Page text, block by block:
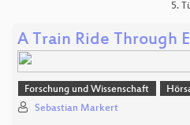
5.
A Train Ride Through
Forschung und Wissenschaft
Sebastian Markert